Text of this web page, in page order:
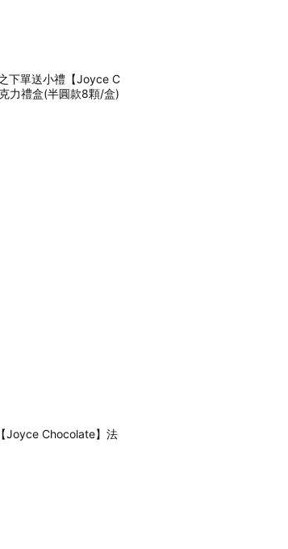
下單送小禮【Joyce C
力禮盒(半圓款8顆/盒)
Joyce Chocolate】法